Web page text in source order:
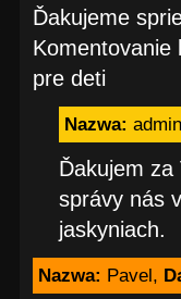
Ďakujeme
Komentovanie
pre deti
Nazwa:
Ďakujem
správy nás
jaskyniach.
Nazwa: Pavel,